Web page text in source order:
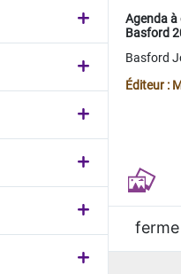
Agenda
Basford
Basford
Éditeur :
ferme